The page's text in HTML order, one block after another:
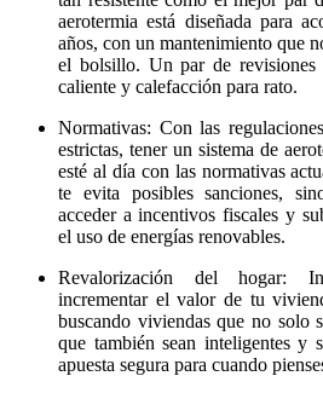
aerotermia está diseñada para
años, con un mantenimiento que
el bolsillo. Un par de
caliente y calefacción para rato.
Normativas: Con las
estrictas, tener un sistema de
esté al día con las normativas
te evita posibles sanciones,
acceder a incentivos fiscales y
el uso de energías renovables.
Revalorización del hogar:
incrementar el valor de tu
buscando viviendas que no solo
que también sean inteligentes y
apuesta segura para cuando